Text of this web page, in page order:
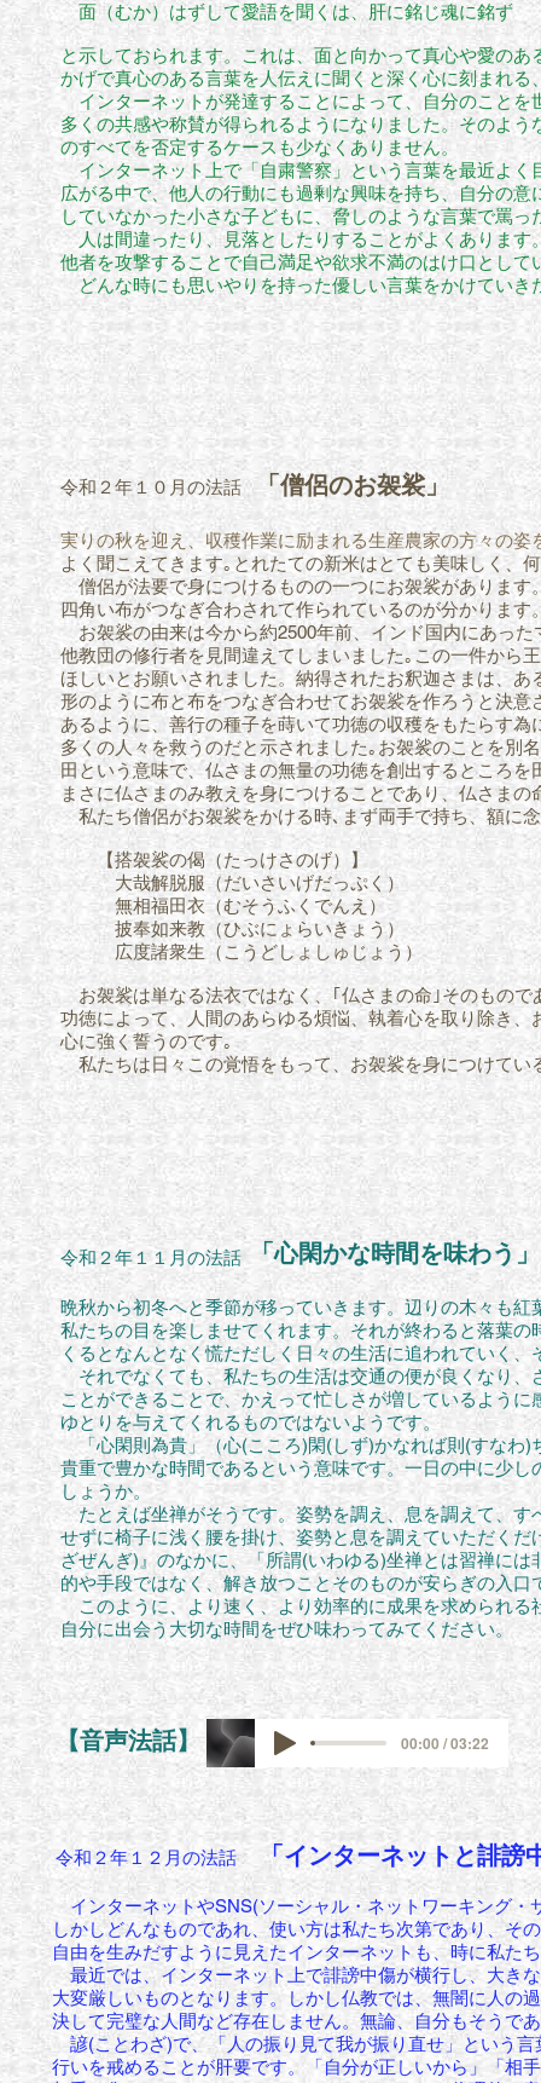
面（むか）はずして愛語を聞くは、肝に銘じ魂に銘ず
と示しておられます。これは、面と向かって真心や愛の
かげで真心のある言葉を人伝えに聞くと深く心に刻まれる
インターネットが発達することによって、自分のことを
多くの共感や称賛が得られるようになりました。そのよ
のすべてを否定するケースも少なくありません。
インターネット上で「自粛警察」という言葉を最近よく
広がる中で、他人の行動にも過剰な興味を持ち、自分の
していなかった小さな子どもに、脅しのような言葉で罵っ
人は間違ったり、見落としたりすることがよくあります
他者を攻撃することで自己満足や欲求不満のはけ口とし
どんな時にも思いやりを持った優しい言葉をかけていき
令和２年１０月の法話 「僧侶のお袈裟」
実りの秋を迎え、収穫作業に励まれる生産農家の方々の
よく聞こえてきます｡とれたての新米はとても美味しく、
僧侶が法要で身につけるものの一つにお袈裟があります
四角い布がつなぎ合わされて作られているのが分かりま
お袈裟の由来は今から約2500年前、インド国内にあった
他教団の修行者を見間違えてしまいました｡この一件から
ほしいとお願いされました。納得されたお釈迦さまは、
形のように布と布をつなぎ合わせてお袈裟を作ろうと決
あるように、善行の種子を蒔いて功徳の収穫をもたらす
多くの人々を救うのだと示されました｡お袈裟のことを別
田という意味で、 仏さまの無量の功徳を創出するところ
まさに仏さまのみ教えを身につけることであり、仏さまの
私たち僧侶がお袈裟をかける時､まず両手で持ち、額に
【搭袈裟の偈（たっけさのげ）】
大哉解脱服（だいさいげだっぷく）
無相福田衣（むそうふくでんえ）
披奉如来教（ひぶにょらいきょう）
広度諸衆生（こうどしょしゅじょう）
お袈裟は単なる法衣ではなく、｢仏さまの命｣そのもの
功徳に よって、人間のあらゆる煩悩、執着心を取り除き
心に強く誓うのです｡
私たちは日々この覚悟をもって、お袈裟を身につけてい
令和２年１１月の法話 「心閑かな時間を味わう」
晩秋から初冬へと季節が移っていきます。辺りの木々も
私たちの目を楽しませてくれます。それが終わると落葉
くるとなんとなく慌ただしく日々の生活に追われていく
それでなくても、私たちの生活は交通の便が良くなり、
ことができることで、かえって忙しさが増しているよう
ゆとりを与えてくれるものではないようです。
「心閑則為貴」（心(こころ)閑(しず)かなれば則(すなわ)
貴重で豊かな時間であるという意味です。一日の中に少
しょうか。
たとえば坐禅がそうです。姿勢を調え、息を調えて、す
せずに椅子に浅く腰を掛け、姿勢と息を調えていただく
ざぜんぎ)』のなかに、「所謂(いわゆる)坐禅とは習禅に
的や手段ではなく、解き放つことそのものが安らぎの入口
このように、より速く、より効率的に成果を求められる
自分に出会う大切な時間をぜひ味わってみてください。
【音声法話】 00:00 / 03:22
令和２年１２月の法話 「インターネットと誹謗
インターネットやSNS(ソーシャル・ネットワーキング・
しかしどんなものであれ、使い方は私たち次第であり、そ
自由を生みだすように見えたインターネットも、時に私た
最近では、インターネット上で誹謗中傷が横行し、大き
大変厳しいものとなります。 しかし仏教では、無闇に人の
決して完璧な人間など存在しません。 無論、自分もそうで
諺(ことわざ)で、「人の振り見て我が振り直せ」という
行いを戒めることが肝要です。 「自分が正しいから」「相